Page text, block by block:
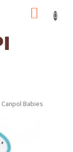
KOSÁR
Canpol Babies